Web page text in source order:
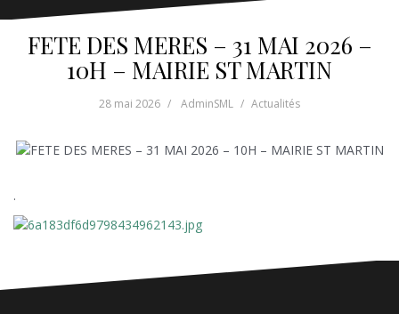
FETE DES MERES – 31 MAI 2026 –
10H – MAIRIE ST MARTIN
28 mai 2026 AdminSML Actualités
.